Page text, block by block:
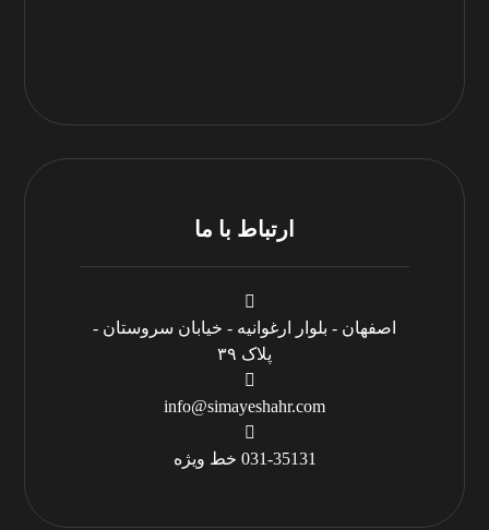
ارتباط با ما
اصفهان - بلوار ارغوانیه - خیابان سروستان -
پلاک ۳۹
info@simayeshahr.com
031-35131 خط ویژه